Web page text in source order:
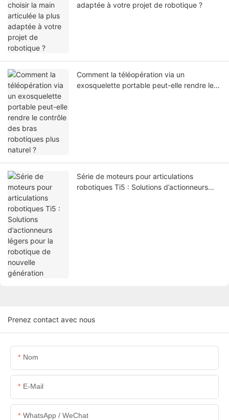
adaptée à votre projet de robotique ?
Comment la téléopération via un
exosquelette portable peut-elle rendre le
Série de moteurs pour articulations
robotiques Ti5 : Solutions d’actionneurs
Prenez contact avec nous
Nom
E-Mail
WhatsApp / WeChat